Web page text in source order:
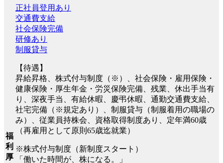
福
利
厚
正社員登用あり
交通費支給
社会保険完備
研修あり
制服貸与
【待遇】
昇給昇格、株式付与制度（※）、社会保険・雇用保険・
健康保険・厚生年金・労災保険完備、残業、休出手当有
り、深夜手当、有給休暇、慶弔休暇、通勤交通費支給、
社宅完備（※規定あり）、制服貸与（制服着用の職場の
み）、従業員持株会、資格取得制度あり、定年満60歳
（再雇用として原則65歳迄就業）
※株式付与制度（新制度スタート）
「働いた時間が、株になる。」